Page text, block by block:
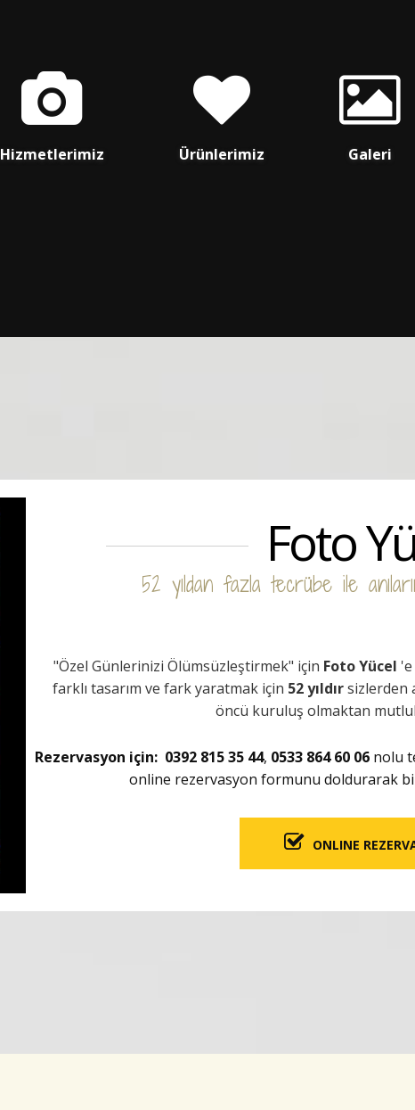
Hizmetlerimiz Ürünlerimiz Galeri
Foto
52 yıldan fazla tecrübe ile
"Özel Günlerinizi Ölümsüzleştirmek" için Foto Yücel
farklı tasarım ve fark yaratmak için 52 yıldırsizlerden
öncü kuruluş olmaktan
Rezervasyon için: 0392 815 35 44, 0533 864 60 06 nolu
online rezervasyon formunu doldurarak
ONLINE